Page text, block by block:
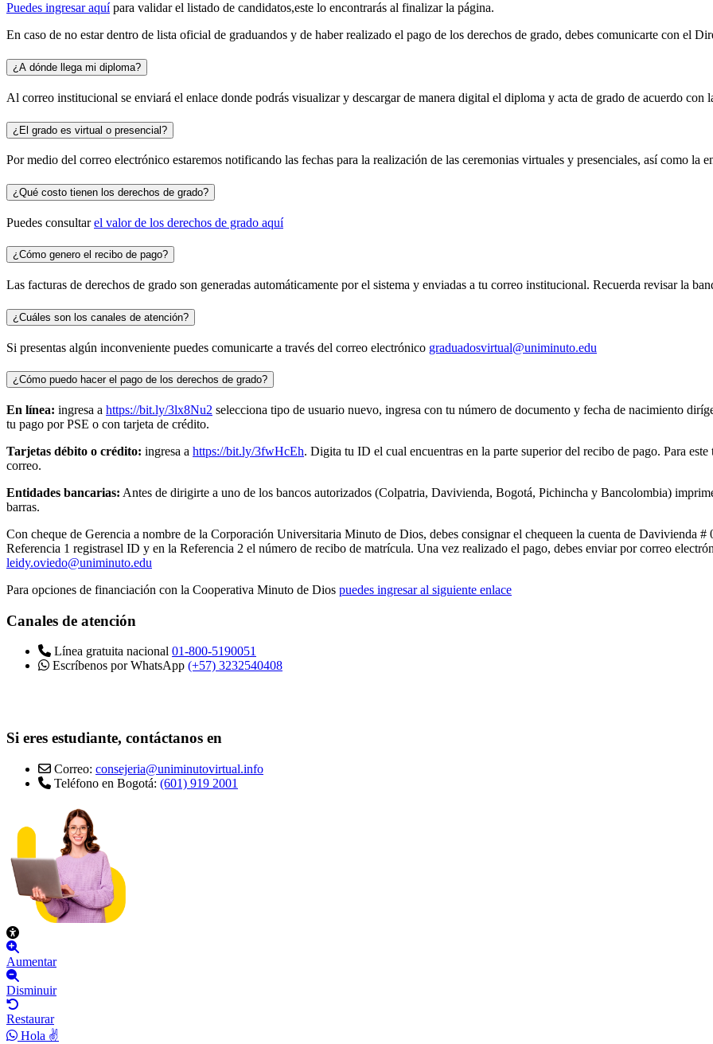
Puedes ingresar aquípara validar el listado de candidatos,este lo encontrarás al finalizar la página.
En caso de no estar dentro de lista oficial de graduandos y de haber realizado el pago de los derechos de grado, debes comunicarte con el
¿A dónde llega mi diploma?
Al correo institucional se enviará el enlace donde podrás visualizar y descargar de manera digital el diploma y acta de grado de acuerdo con
¿El grado es virtual o presencial?
Por medio del correo electrónico estaremos notificando las fechas para la realización de las ceremonias virtuales y presenciales, así como la
¿Qué costo tienen los derechos de grado?
Puedes consultarel valor de los derechos de grado aquí
¿Cómo genero el recibo de pago?
Las facturas de derechos de grado son generadas automáticamente por el sistema y enviadas a tu correo institucional. Recuerda revisar la
¿Cuáles son los canales de atención?
Si presentas algún inconveniente puedes comunicarte a través del correo electrónico graduadosvirtual@uniminuto.edu
¿Cómo puedo hacer el pago de los derechos de grado?
En línea: ingresa a https://bit.ly/3lx8Nu2 selecciona tipo de usuario nuevo, ingresa con tu número de documento y fecha de nacimiento
tu pago por PSE o con tarjeta de crédito.
Tarjetas débito o crédito: ingresa a https://bit.ly/3fwHcEh. Digita tu ID el cual encuentras en la parte superior del recibo de pago. Para
correo.
Entidades bancarias: Antes de dirigirte a uno de los bancos autorizados (Colpatria, Davivienda, Bogotá, Pichincha y Bancolombia)
barras.
Con cheque de Gerencia a nombre de la Corporación Universitaria Minuto de Dios, debes consignar el chequeen la cuenta de Davivienda
Referencia 1 registrasel ID y en la Referencia 2 el número de recibo de matrícula. Una vez realizado el pago, debes enviar por correo
leidy.oviedo@uniminuto.edu
Para opciones de financiación con la Cooperativa Minuto de Dios puedes ingresar al siguiente enlace
Canales de atención
Línea gratuita nacional 01-800-5190051
Escríbenos por WhatsApp (+57) 3232540408
Si eres estudiante, contáctanos en
Correo: consejeria@uniminutovirtual.info
Teléfono en Bogotá: (601) 919 2001
Aumentar
Disminuir
Restaurar
Hola ✌